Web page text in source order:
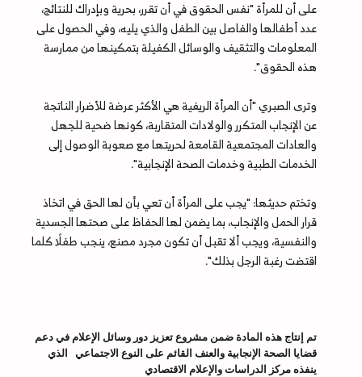
على أن للمرأة "نفس الحقوق في أن تقرر، بحرية وبإدراك للنتائج،
عدد أطفالها والفاصل بين الطفل والذي يليه، وفي الحصول على
المعلومات والتثقيف والوسائل الكفيلة بتمكينها من ممارسة
هذه الحقوق".
وترى الصبري "أن المرأة الريفية هي الأكثر عرضة للأضرار الناتجة
عن الإنجاب المتكرر والولادات المتقاربة، كونها ضحية للجهل
والعادات المجتمعية القامعة لحريتها مع صعوبة الوصول إلى
الخدمات الطبية وخدمات الصحة الإنجابية".
وتختم حديثها: "يجب على المرأة أن تعي بأن لها الحق في اتخاذ
قرار الحمل والإنجاب، بما يضمن لها الحفاظ على صحتها الجسدية
والنفسية، ويجب ألا تقبل أن تكون مجرد مصنع، ينجب طفلًا كلما
اقتضت رغبة الرجل بذلك".
تم إنتاج هذه المادة ضمن مشروع تعزيز دور وسائل الإعلام في دعم
قضايا الصحة الإنجابية والعنف القائم على النوع الاجتماعي الذي
ينفذه مركز الدراسات والإعلام الاقتصادي